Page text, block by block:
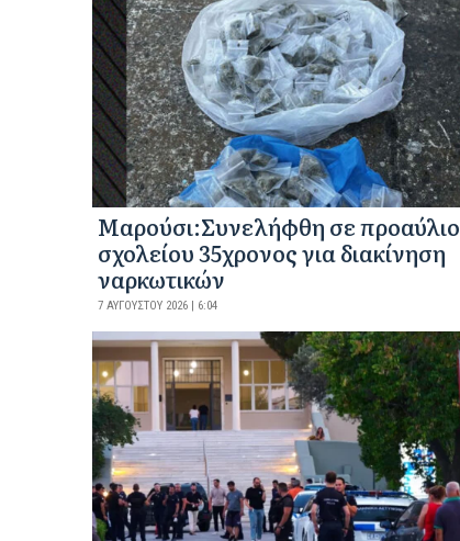
Μαρούσι:Συνελήφθη σε προαύλιο
σχολείου 35χρονος για διακίνηση
ναρκωτικών
7 ΑΥΓΟΎΣΤΟΥ 2026 | 6:04